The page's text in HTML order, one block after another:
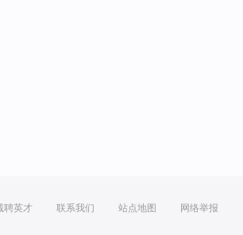
聘英才 联系我们 站点地图 网络举报